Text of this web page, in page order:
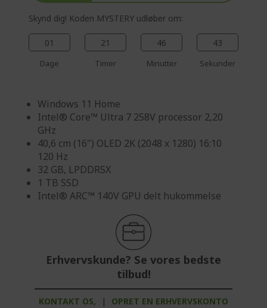
Skynd dig! Koden MYSTERY udløber om:
01
Dage
21
Timer
46
Minutter
42
Sekunder
Windows 11 Home
Intel® Core™ Ultra 7 258V processor 2,20
GHz
40,6 cm (16") OLED 2K (2048 x 1280) 16:10
120 Hz
32 GB, LPDDR5X
1 TB SSD
Intel® ARC™ 140V GPU delt hukommelse
Erhvervskunde? Se vores bedste
tilbud!
KONTAKT OS, | OPRET EN ERHVERVSKONTO